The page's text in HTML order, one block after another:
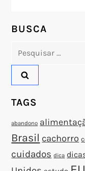
P
o
s
t
BUSCA
Pesquisar
TAGS
abandono
Brasil cachorro
cuidados dica